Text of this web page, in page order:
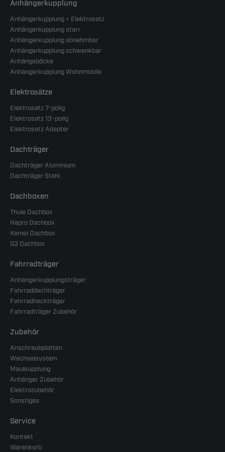
Anhängerkupplung
Anhängerkupplung + Elektrosatz
Anhängerkupplung starr
Anhängerkupplung abnehmbar
Anhängerkupplung schwenkbar
Anhängeböcke
Anhängerkupplung Wohnmobile
Elektrosätze
Elektrosatz 7-polig
Elektrosatz 13-polig
Elektrosatz Adapter
Dachträger
Dachträger Aluminium
Dachträger Stahl
Dachboxen
Thule Dachbox
Hapro Dachbox
Kamei Dachbox
G3 Dachbox
Fahrradträger
Anhängerkupplungsträger
Fahrraddachträger
Fahrradheckträger
Fahrradträger Zubehör
Zubehör
Anschraubplatten
Wechselsystem
Maulkupplung
Anhänger Zubehör
Elektrozubehör
Sonstiges
Service
Kontakt
Warenkorb